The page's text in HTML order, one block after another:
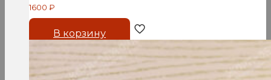
1600 ₽
В корзину